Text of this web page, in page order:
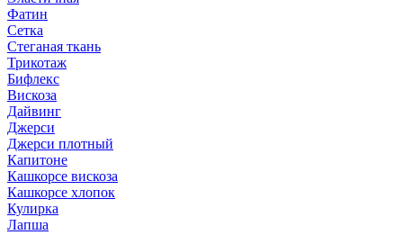
Фатин
Сетка
Стеганая ткань
Трикотаж
Бифлекс
Вискоза
Дайвинг
Джерси
Джерси плотный
Капитоне
Кашкорсе вискоза
Кашкорсе хлопок
Кулирка
Лапша